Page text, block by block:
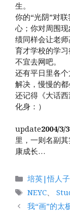
生。
你的“光阴”对
心；你对周围
绩同样会让老师
育才学校的学
不宜去网吧。
还有平日里各
解决，慢慢的都
还记得《大话
化身：）
update2004/3/
里，一则名副
康成长…
分
类
培英|悟人
标
签
NEYC、
我“画”的太